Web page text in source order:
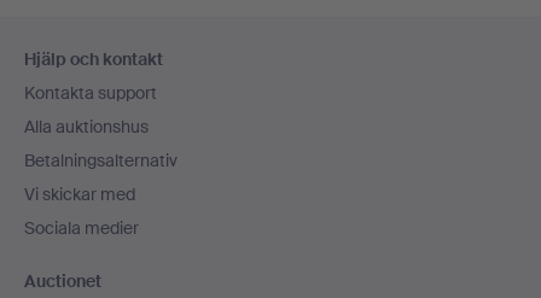
Hjälp och kontakt
Kontakta support
Alla auktionshus
Betalningsalternativ
Vi skickar med
Sociala medier
Auctionet